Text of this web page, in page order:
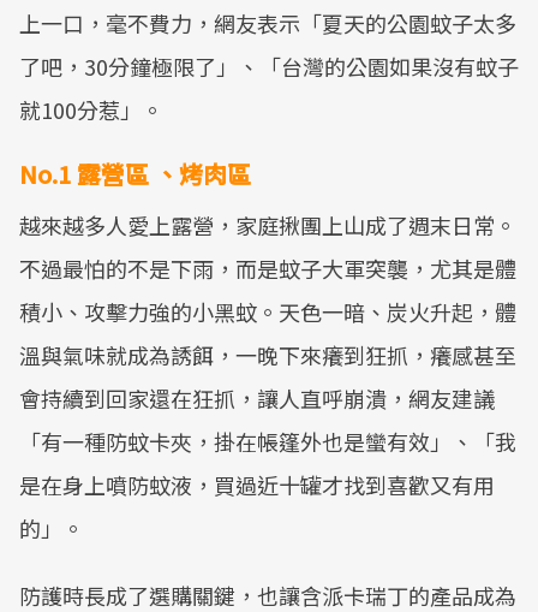
上一口，毫不費力，網友表示「夏天的公園蚊子太多
了吧，30分鐘極限了」、「台灣的公園如果沒有蚊子
就100分惹」。
No.1 露營區 、烤肉區
越來越多人愛上露營，家庭揪團上山成了週末日常。
不過最怕的不是下雨，而是蚊子大軍突襲，尤其是體
積小、攻擊力強的小黑蚊。天色一暗、炭火升起，體
溫與氣味就成為誘餌，一晚下來癢到狂抓，癢感甚至
會持續到回家還在狂抓，讓人直呼崩潰，網友建議
「有一種防蚊卡夾，掛在帳篷外也是蠻有效」、「我
是在身上噴防蚊液，買過近十罐才找到喜歡又有用
的」。
防護時長成了選購關鍵，也讓含派卡瑞丁的產品成為